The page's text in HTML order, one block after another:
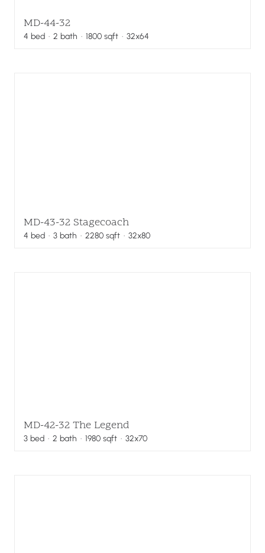
MD-44-32
4 bed · 2 bath · 1800 sqft· 32x64
MD-43-32 Stagecoach
4 bed · 3 bath · 2280 sqft· 32x80
MD-42-32 The Legend
3 bed · 2 bath · 1980 sqft· 32x70